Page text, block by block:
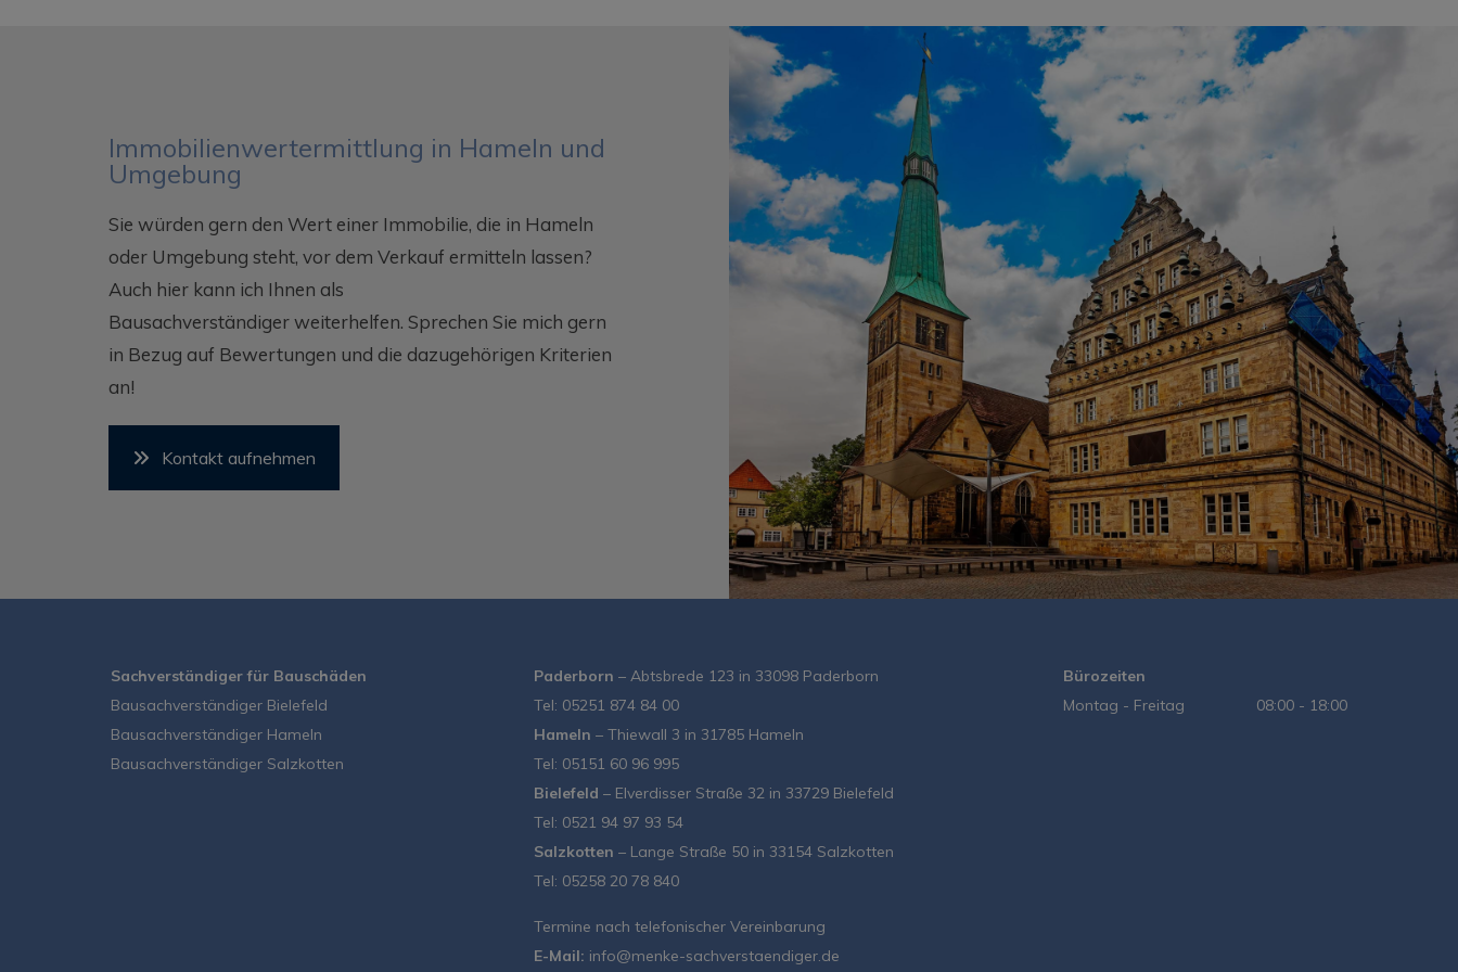
Immobilienwertermittlung in Hameln und
Umgebung
Sie würden gern den Wert einer Immobilie, die in Hameln
oder Umgebung steht, vor dem Verkauf ermitteln lassen?
Auch hier kann ich Ihnen als
Bausachverständiger weiterhelfen. Sprechen Sie mich gern
in Bezug auf Bewertungen und die dazugehörigen Kriterien
an!
Kontakt aufnehmen
Sachverständiger für Bauschäden
Bausachverständiger Bielefeld
Bausachverständiger Hameln
Bausachverständiger Salzkotten
Paderborn – Abtsbrede 123 in 33098 Paderborn
Tel: 05251 874 84 00
Hameln – Thiewall 3 in 31785 Hameln
Tel: 05151 60 96 995
Bielefeld – Elverdisser Straße 32 in 33729 Bielefeld
Tel: 0521 94 97 93 54
Salzkotten – Lange Straße 50 in 33154 Salzkotten
Tel: 05258 20 78 840
Termine nach telefonischer Vereinbarung
E-Mail: info@menke-sachverstaendiger.de
Bürozeiten
Montag - Freitag
08:00 - 18:00